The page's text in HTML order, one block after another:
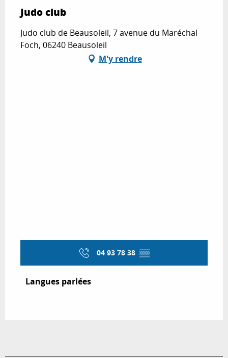
Judo club
Judo club de Beausoleil, 7 avenue du Maréchal
Foch, 06240 Beausoleil
M'y rendre
04 93 78 38 ▒▒
Langues parlées
Langues parlées